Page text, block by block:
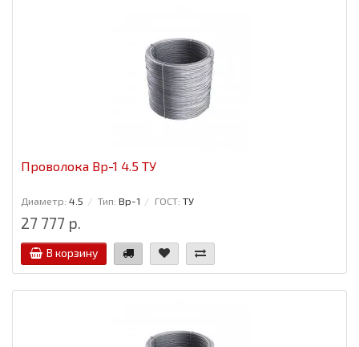
Проволока Вр-1 4.5 ТУ
Диаметр: 4.5 Тип: Вр-1 ГОСТ: ТУ
27 777 р.
В корзину